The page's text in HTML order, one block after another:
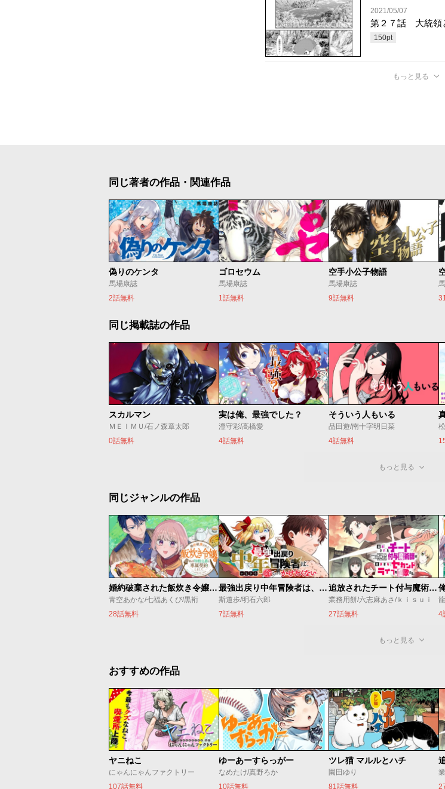
2021/05/07
第２７話 大統領
150pt
もっと見る
同じ著者の作品・関連作品
偽りのケンタ
馬場康誌
2話無料
ゴロセウム
馬場康誌
1話無料
空手小公子物語
馬場康誌
9話無料
同じ掲載誌の作品
スカルマン
ＭＥＩＭＵ/石ノ森章太郎
0話無料
実は俺、最強でした？
澄守彩/高橋愛
4話無料
そういう人もいる
品田遊/南十字明日菜
4話無料
もっと見る
同じジャンルの作品
婚約破棄された飯炊き令嬢の私は冷酷公爵と専属契約しました～ですが胃袋を掴んだ結果、冷たかった公爵様がどんどん優しくなっています～
青空あかな/七福あくび/黒裄
28話無料
最強出戻り中年冒険者は、今さら命なんてかけたくない
斯道歩/明石六郎
7話無料
追放されたチート付与魔術師は気ままなセカンドライフを謳歌する。 ～俺は武器だけじゃなく、あらゆるものに『強化ポイント』を付与できるし、俺の意思でいつでも効果を解除できるけど、残った人たち大丈夫？～
業務用餅/六志麻あさ/ｋｉｓｕｉ
27話無料
4
もっと見る
おすすめの作品
ヤニねこ
にゃんにゃんファクトリー
107話無料
ゆーあーすらっがー
なめたけ/真野ろか
10話無料
ツレ猫 マルルとハチ
園田ゆり
81話無料